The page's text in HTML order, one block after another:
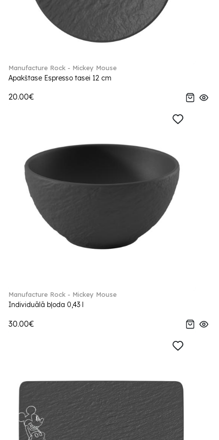
Manufacture Rock - Mickey Mouse
Apakštase Espresso tasei 12 cm
20.00€
Manufacture Rock - Mickey Mouse
Individuālā bļoda 0,43 l
30.00€